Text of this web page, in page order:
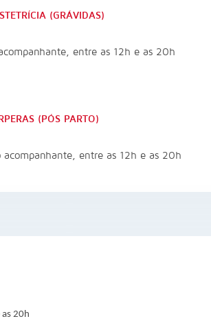
(GRÁVIDAS)
entre as 12h e as 20h
(PÓS PARTO)
acompanhante, entre as 12h e as 20h
20h